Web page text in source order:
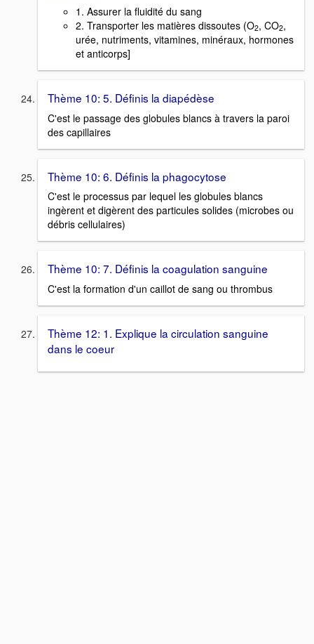
1. Assurer la fluidité du sang
2. Transporter les matières dissoutes (O2, CO2,
urée, nutriments, vitamines, minéraux, hormones
et anticorps]
Thème 10: 5. Définis la diapédèse
C'est le passage des globules blancs à travers la paroi
des capillaires
Thème 10: 6. Définis la phagocytose
C'est le processus par lequel les globules blancs
ingèrent et digèrent des particules solides (microbes ou
débris cellulaires)
Thème 10: 7. Définis la coagulation sanguine
C'est la formation d'un caillot de sang ou thrombus
Thème 12: 1. Explique la circulation sanguine
dans le coeur